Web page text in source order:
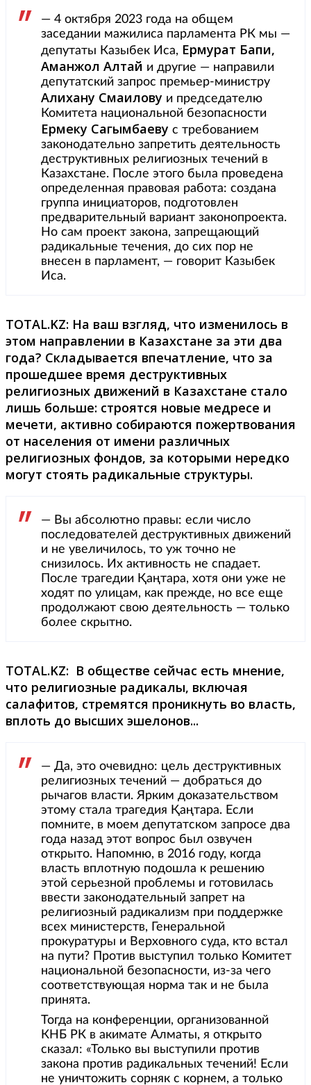
— 4 октября 2023 года на общем
заседании мажилиса парламента РК мы —
депутаты Казыбек Иса, Ермурат Бапи,
Аманжол Алтай и другие — направили
депутатский запрос премьер-министру
Алихану Смаилову и председателю
Комитета национальной безопасности
Ермеку Сагымбаеву с требованием
законодательно запретить деятельность
деструктивных религиозных течений в
Казахстане. После этого была проведена
определенная правовая работа: создана
группа инициаторов, подготовлен
предварительный вариант законопроекта.
Но сам проект закона, запрещающий
радикальные течения, до сих пор не
внесен в парламент, — говорит Казыбек
Иса.
TOTAL.KZ: На ваш взгляд, что изменилось в
этом направлении в Казахстане за эти два
года? Складывается впечатление, что за
прошедшее время деструктивных
религиозных движений в Казахстане стало
лишь больше: строятся новые медресе и
мечети, активно собираются пожертвования
от населения от имени различных
религиозных фондов, за которыми нередко
могут стоять радикальные структуры.
— Вы абсолютно правы: если число
последователей деструктивных движений
и не увеличилось, то уж точно не
снизилось. Их активность не спадает.
После трагедии Қаңтара, хотя они уже не
ходят по улицам, как прежде, но все еще
продолжают свою деятельность — только
более скрытно.
TOTAL.KZ: В обществе сейчас есть мнение,
что религиозные радикалы, включая
салафитов, стремятся проникнуть во власть,
вплоть до высших эшелонов...
— Да, это очевидно: цель деструктивных
религиозных течений — добраться до
рычагов власти. Ярким доказательством
этому стала трагедия Қаңтара. Если
помните, в моем депутатском запросе два
года назад этот вопрос был озвучен
открыто. Напомню, в 2016 году, когда
власть вплотную подошла к решению
этой серьезной проблемы и готовилась
ввести законодательный запрет на
религиозный радикализм при поддержке
всех министерств, Генеральной
прокуратуры и Верховного суда, кто встал
на пути? Против выступил только Комитет
национальной безопасности, из-за чего
соответствующая норма так и не была
принята.
Тогда на конференции, организованной
КНБ РК в акимате Алматы, я открыто
сказал: «Только вы выступили против
закона против радикальных течений! Если
не уничтожить сорняк с корнем, а только